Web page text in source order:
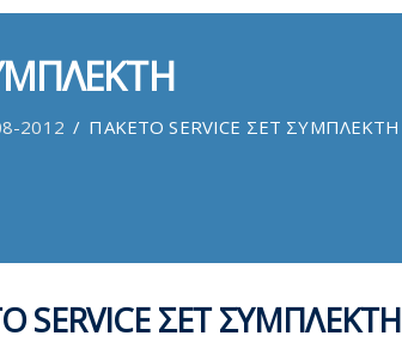
2012 / ΠΑΚΕΤΟ SERVICE ΣΕΤ ΣΥΜΠΛΕΚΤΗ
SERVICE ΣΕΤ ΣΥΜΠΛΕΚΤΗ